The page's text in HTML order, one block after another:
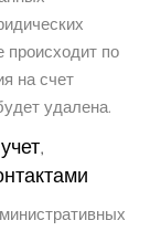
происходит по
на счет
удалена.